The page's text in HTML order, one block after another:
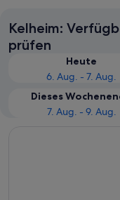
Kelheim:
prüfen
Heute
6. Aug. - 7. Aug.
Dieses
7. Aug. - 9. Aug.